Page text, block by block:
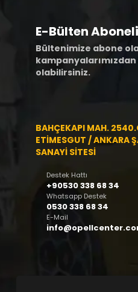
E-Bülten
Bültenimize abone
olabilirsiniz.
BAHÇEKAPI MAH.
ETİMESGUT / ANKARA
SANAYİ SİTESİ
Destek Hattı
+90530 338 68 34
Whatsapp Destek
0530 338 68 34
E-Mail